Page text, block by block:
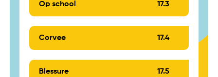
Op school 17.3
Corvee 17.4
Blessure 17.5